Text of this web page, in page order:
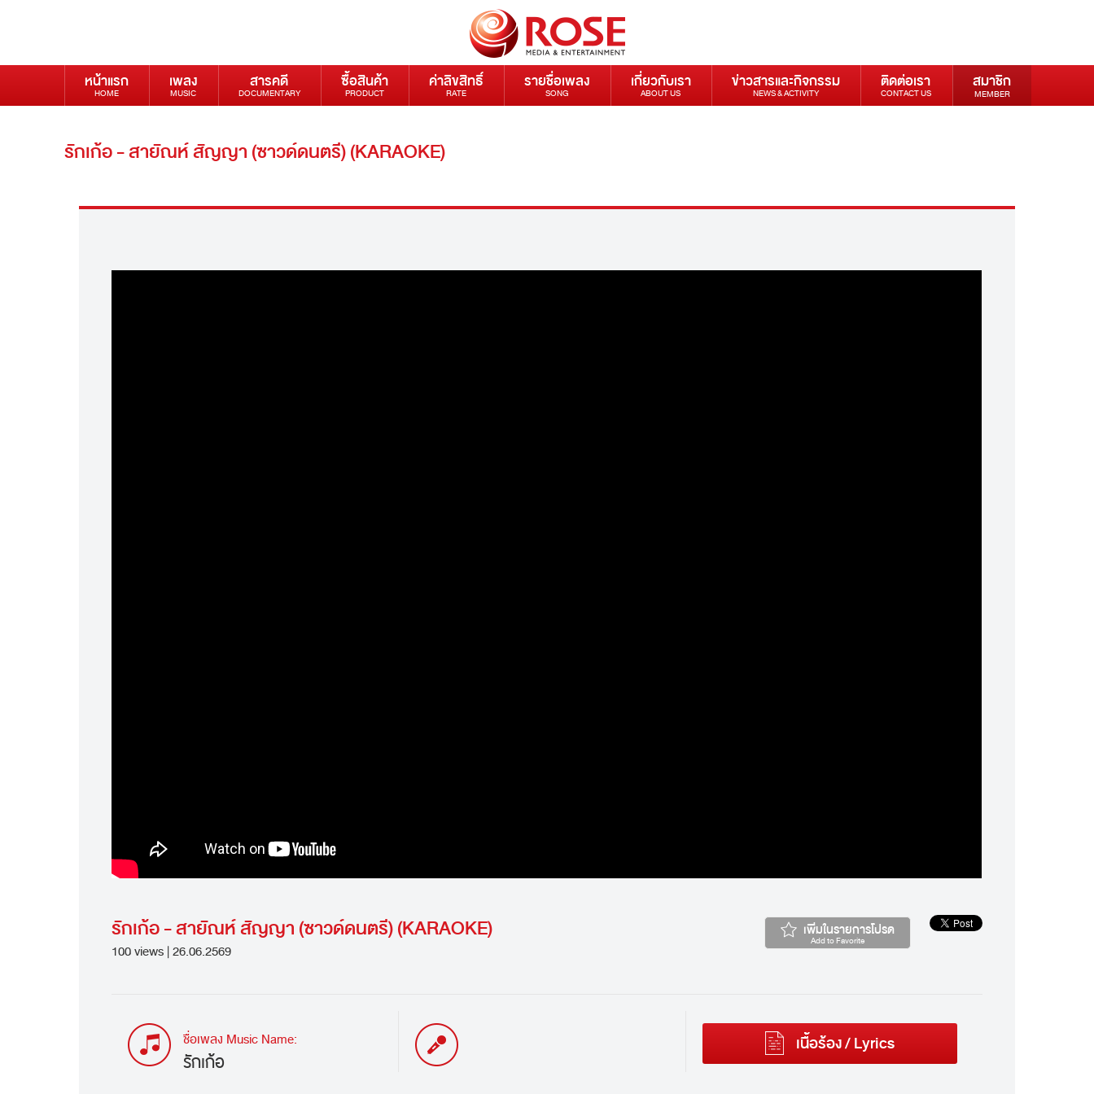
หน้าแรก
HOME
เพลง
MUSIC
สารคดี
DOCUMENTARY
ซื้อสินค้า
PRODUCT
ค่าลิขสิทธิ์
RATE
รายชื่อเพลง
SONG
เกี่ยวกับเรา
ABOUT US
ข่าวสารและกิจกรรม
NEWS & ACTIVITY
ติดต่อเรา
CONTACT US
สมาชิก
MEMBER
รักเก้อ - สายัณห์ สัญญา (ซาวด์ดนตรี) (KARAOKE)
เพิ่มในรายการโปรด
Add to Favorite
รักเก้อ - สายัณห์ สัญญา (ซาวด์ดนตรี) (KARAOKE)
100 views | 26.06.2569
ชื่อเพลง Music Name:
รักเก้อ
เนื้อร้อง / Lyrics